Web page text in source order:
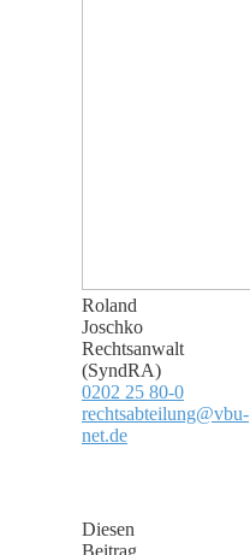
Roland
Joschko
Rechtsanwalt
(SyndRA)
0202 25 80-0
rechtsabteilung@vbu-
net.de
Diesen
Beitrag